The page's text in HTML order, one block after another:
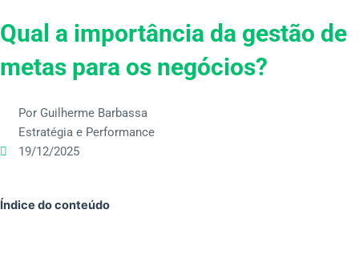
Qual a importância da gestão de
metas para os negócios?
Por Guilherme Barbassa
Estratégia e Performance
19/12/2025
Índice do conteúdo